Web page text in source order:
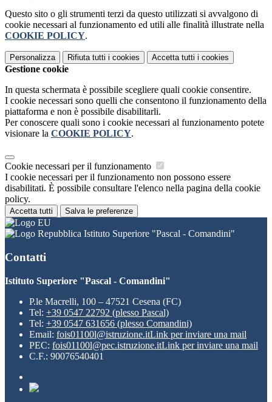
Questo sito o gli strumenti terzi da questo utilizzati si avvalgono di
cookie necessari al funzionamento ed utili alle finalità illustrate nella
COOKIE POLICY.
Personalizza Rifiuta tutti i cookies Accetta tutti i cookies
Gestione cookie
In questa schermata è possibile scegliere quali cookie consentire.
I cookie necessari sono quelli che consentono il funzionamento della
piattaforma e non è possibile disabilitarli.
Per conoscere quali sono i cookie necessari al funzionamento potete
visionare la COOKIE POLICY.
Cookie necessari per il funzionamento
I cookie necessari per il funzionamento non possono essere
disabilitati. È possibile consultare l'elenco nella pagina della cookie
policy.
Accetta tutti Salva le preferenze
Istituto Superiore "Pascal - Comandini"
Contatti
Istituto Superiore "Pascal - Comandini"
P.le Macrelli, 100 – 47521 Cesena (FC)
Tel: +39 0547 22792 (plesso Pascal)
Tel: +39 0547 631656 (plesso Comandini)
Email: fois01100l@istruzione.itLink per inviare una mail
PEC: fois01100l@pec.istruzione.itLink per inviare una mail
C.F.: 90076540401